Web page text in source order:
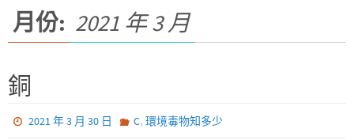
月份: 2021 年 3 月
銅
2021 年 3 月 30 日 C, 環境毒物知多少